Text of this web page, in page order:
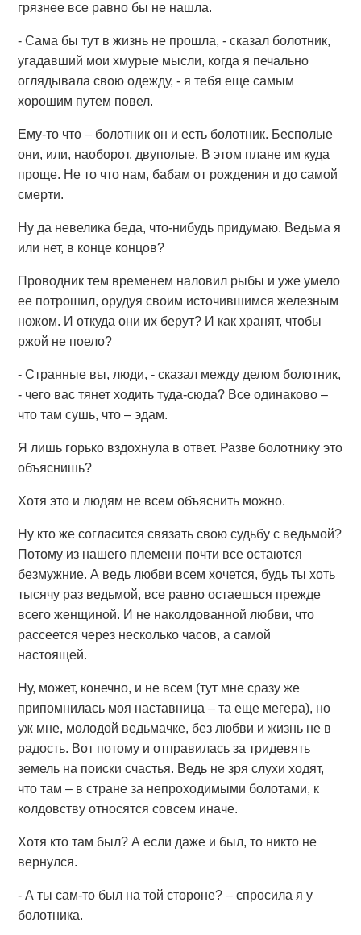
грязнее все равно бы не нашла.
- Сама бы тут в жизнь не прошла, - сказал болотник,
угадавший мои хмурые мысли, когда я печально
оглядывала свою одежду, - я тебя еще самым
хорошим путем повел.
Ему-то что – болотник он и есть болотник. Бесполые
они, или, наоборот, двуполые. В этом плане им куда
проще. Не то что нам, бабам от рождения и до самой
смерти.
Ну да невелика беда, что-нибудь придумаю. Ведьма я
или нет, в конце концов?
Проводник тем временем наловил рыбы и уже умело
ее потрошил, орудуя своим источившимся железным
ножом. И откуда они их берут? И как хранят, чтобы
ржой не поело?
- Странные вы, люди, - сказал между делом болотник,
- чего вас тянет ходить туда-сюда? Все одинаково –
что там сушь, что – эдам.
Я лишь горько вздохнула в ответ. Разве болотнику это
объяснишь?
Хотя это и людям не всем объяснить можно.
Ну кто же согласится связать свою судьбу с ведьмой?
Потому из нашего племени почти все остаются
безмужние. А ведь любви всем хочется, будь ты хоть
тысячу раз ведьмой, все равно остаешься прежде
всего женщиной. И не наколдованной любви, что
рассеется через несколько часов, а самой
настоящей.
Ну, может, конечно, и не всем (тут мне сразу же
припомнилась моя наставница – та еще мегера), но
уж мне, молодой ведьмачке, без любви и жизнь не в
радость. Вот потому и отправилась за тридевять
земель на поиски счастья. Ведь не зря слухи ходят,
что там – в стране за непроходимыми болотами, к
колдовству относятся совсем иначе.
Хотя кто там был? А если даже и был, то никто не
вернулся.
- А ты сам-то был на той стороне? – спросила я у
болотника.